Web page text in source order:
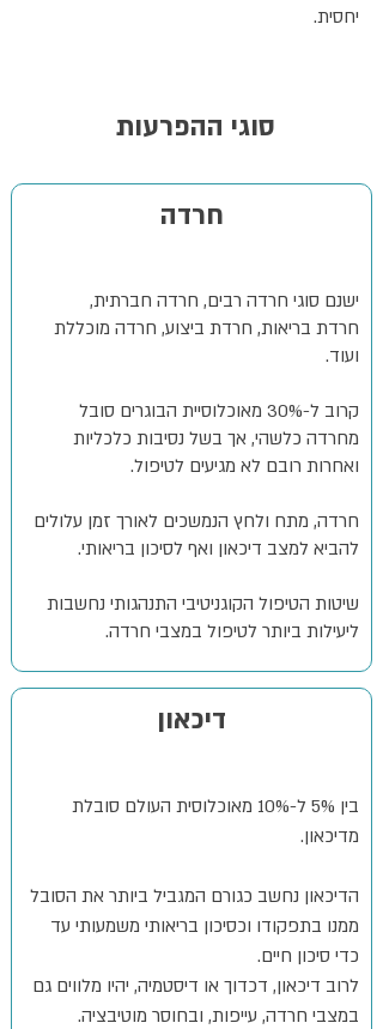
יחסית.
סוגי ההפרעות
חרדה
ישנם סוגי חרדה רבים, חרדה חברתית,
חרדת בריאות, חרדת ביצוע, חרדה מוכללת
ועוד.
קרוב ל-30% מאוכלוסיית הבוגרים סובל
מחרדה כלשהי, אך בשל נסיבות כלכליות
ואחרות רובם לא מגיעים לטיפול.
חרדה, מתח ולחץ הנמשכים לאורך זמן עלולים
להביא למצב דיכאון ואף לסיכון בריאותי.
שיטות הטיפול הקוגניטיבי התנהגותי נחשבות
ליעילות ביותר לטיפול במצבי חרדה.
דיכאון
בין 5% ל-10% מאוכלוסית העולם סובלת
מדיכאון.
הדיכאון נחשב כגורם המגביל ביותר את הסובל
ממנו בתפקודו וכסיכון בריאותי משמעותי עד
כדי סיכון חיים.
לרוב דיכאון, דכדוך או דיסטמיה, יהיו מלווים גם
במצבי חרדה, עייפות, ובחוסר מוטיבציה.